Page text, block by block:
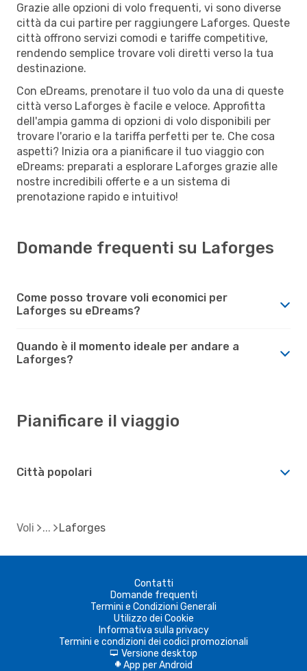
Grazie alle opzioni di volo frequenti, vi sono diverse
città da cui partire per raggiungere Laforges. Queste
città offrono servizi comodi e tariffe competitive,
rendendo semplice trovare voli diretti verso la tua
destinazione.
Con eDreams, prenotare il tuo volo da una di queste
città verso Laforges è facile e veloce. Approfitta
dell'ampia gamma di opzioni di volo disponibili per
trovare l'orario e la tariffa perfetti per te. Che cosa
aspetti? Inizia ora a pianificare il tuo viaggio con
eDreams: preparati a esplorare Laforges grazie alle
nostre incredibili offerte e a un sistema di
prenotazione rapido e intuitivo!
Domande frequenti su Laforges
Come posso trovare voli economici per
Laforges su eDreams?
Quando è il momento ideale per andare a
Laforges?
Pianificare il viaggio
Città popolari
Voli Laforges
Contatti
Domande frequenti
Termini e Condizioni Generali
Utilizzo dei Cookie
Informativa sulla privacy
Termini e condizioni dei codici promozionali
d Versione desktop
A App per Android